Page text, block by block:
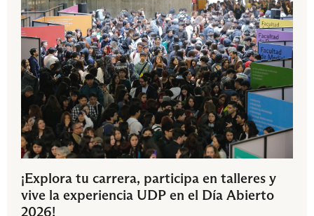
¡Explora tu carrera, participa en talleres y
vive la experiencia UDP en el Día Abierto
2026!